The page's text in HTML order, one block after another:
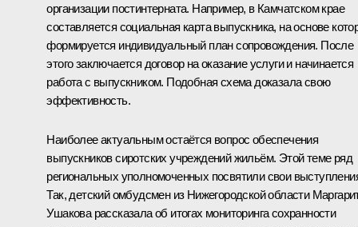
организации постинтерната. Например, в Камчатском крае
составляется социальная карта выпускника, на основе
формируется индивидуальный план сопровождения. После
этого заключается договор на оказание услуги и начинается
работа с выпускником. Подобная схема доказала свою
эффективность.
Наиболее актуальным остаётся вопрос обеспечения
выпускников сиротских учреждений жильём. Этой теме ряд
региональных уполномоченных посвятили свои
Так, детский омбудсмен из Нижегородской области
Ушакова рассказала об итогах мониторинга сохранности